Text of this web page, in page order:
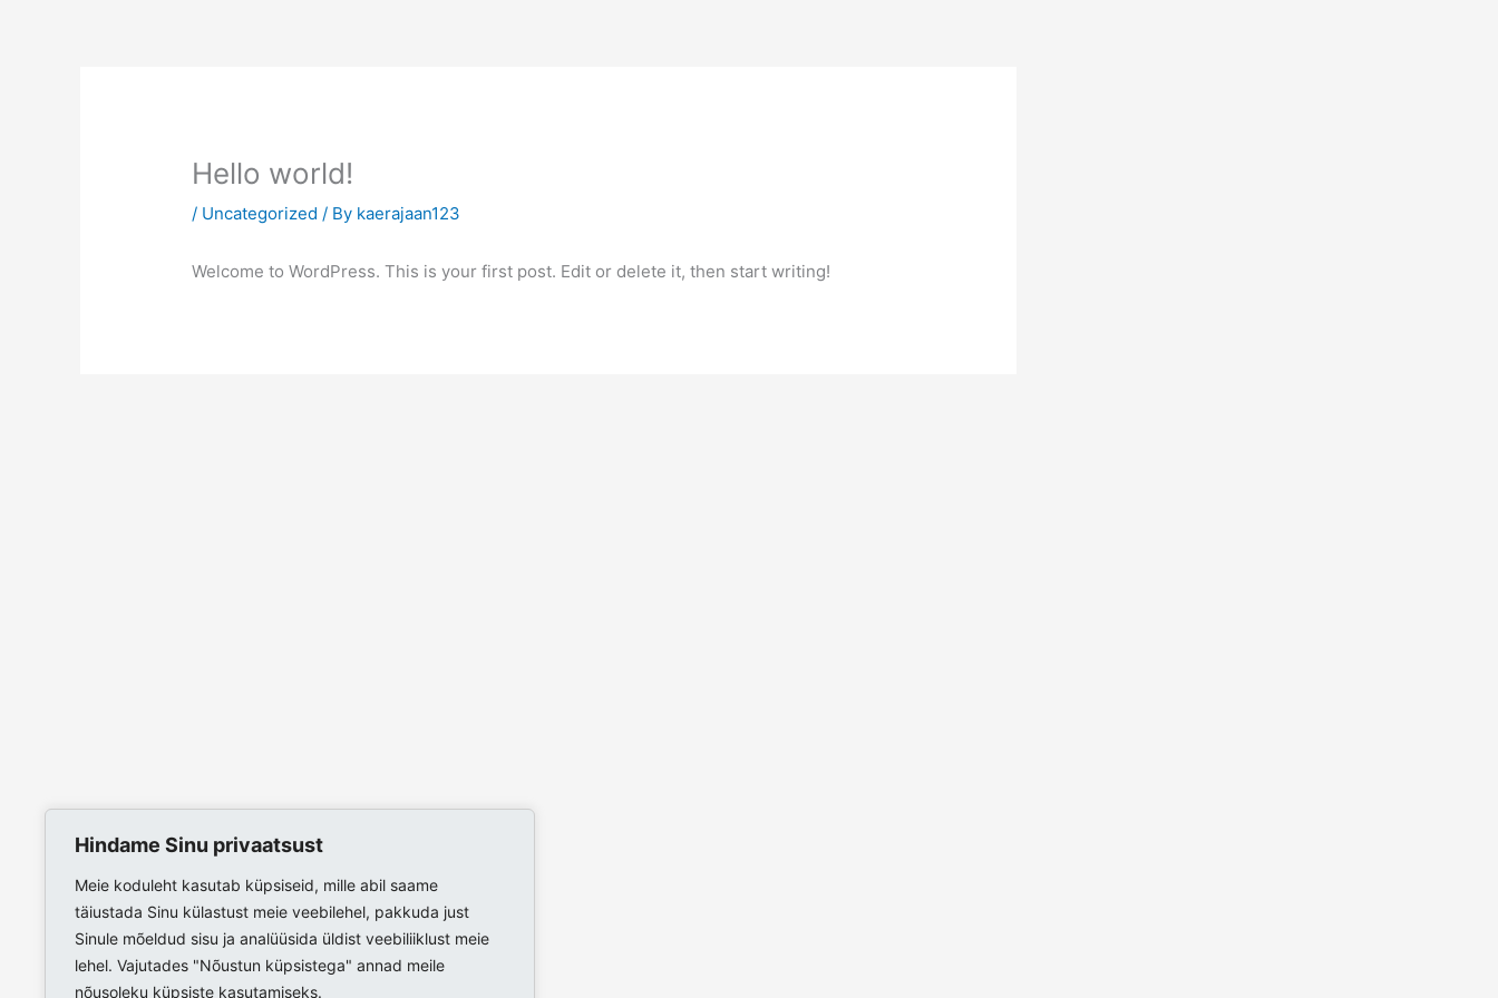
Hindame Sinu privaatsust
Meie koduleht kasutab küpsiseid, mille abil saame
täiustada Sinu külastust meie veebilehel, pakkuda just
Sinule mõeldud sisu ja analüüsida üldist veebiliiklust meie
lehel. Vajutades "Nõustun küpsistega" annad meile
nõusoleku küpsiste kasutamiseks.
Hello world!
/ Uncategorized / By kaerajaan123
Welcome to WordPress. This is your first post. Edit or delete it, then start writing!